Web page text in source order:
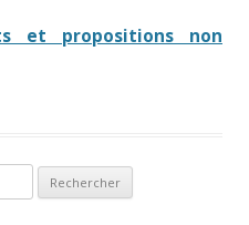
et propositions non